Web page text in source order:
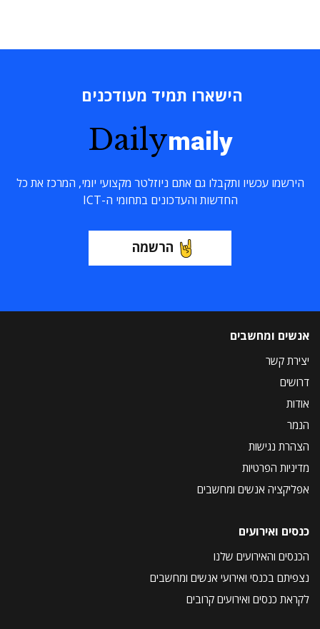
הישארו תמיד מעודכנים
Dailymaily
הירשמו עכשיו ותקבלו גם אתם ניוזלטר מקצועי יומי, המרכז את כל
החדשות והעדכונים בתחומי ה-ICT
הרשמה
אנשים ומחשבים
יצירת קשר
דרושים
אודות
הנמר
הצהרת נגישות
מדיניות הפרטיות
אפליקציה אנשים ומחשבים
כנסים ואירועים
הכנסים והאירועים שלנו
נצפיתם בכנסי ואירועי אנשים ומחשבים
לקראת כנסים ואירועים קרובים